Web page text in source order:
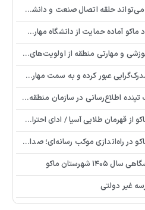
حلقه اتصال صنعت و دانشگاه باشد
حمایت از دانشگاه مهارت‌محور است
و مهارتی منطقه از اولویت‌های اصلی ماست
عبور کرده و به سمت مهارت حرکت می‌کند
در سازمان منطقه آزاد ماکو است
آسیا / ادای احترام ابوالفضل پیشه‌ور به شهدای گمنام
موکب رسانه‌ای؛ صدای مردم از دل تجمعات طنین‌انداز شد
شهرستان ماکو
غیر دولتی